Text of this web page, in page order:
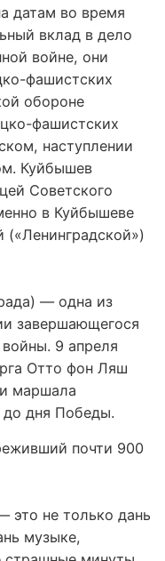
датам во время
вклад в дело
войне, они
фашистских
обороне
фашистских
наступлении
Куйбышев
Советского
в Куйбышеве
— одна из
завершающегося
9 апреля
Отто фон Ляш
маршала
до дня Победы.
почти 900
это не только дань
музыке,